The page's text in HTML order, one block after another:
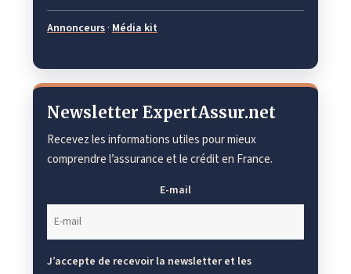
Annonceurs · Média kit
Newsletter ExpertAssur.net
Recevez les informations utiles pour mieux
comprendre l’assurance et le crédit en France.
E-mail
J’accepte de recevoir la newsletter et les